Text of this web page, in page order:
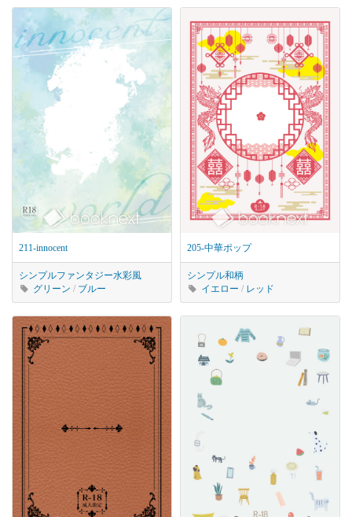
211-innocent
シンプルファンタジー水彩風
グリーン / ブルー
205-中華ポップ
シンプル和柄
イエロー / レッド